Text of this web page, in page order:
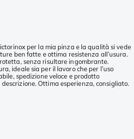
per la mia pinza e la qualità si vede
ben fatte e ottima resistenza all’usura.
senza risultare ingombrante.
ideale sia per il lavoro che per l’uso
spedizione veloce e prodotto
Ottima esperienza, consigliato.